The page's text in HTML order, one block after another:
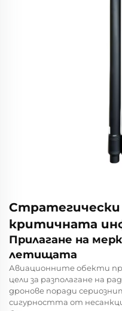
критичната
Прилагане на
летищата
Авиационните обекти
цели за разполагане на
дронове поради
сигурността от